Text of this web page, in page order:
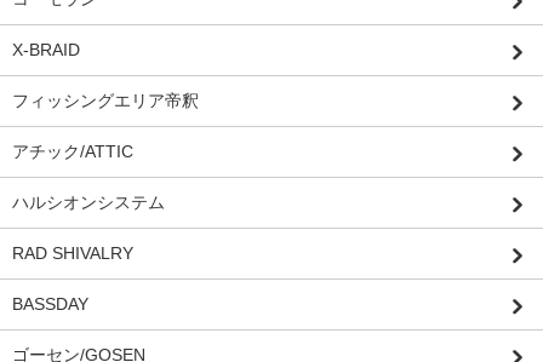
X-BRAID
フィッシングエリア帝釈
アチック/ATTIC
ハルシオンシステム
RAD SHIVALRY
BASSDAY
ゴーセン/GOSEN